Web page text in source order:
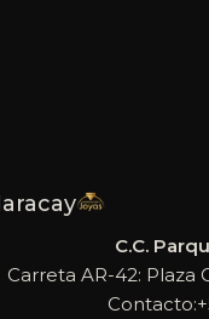
C.C.
Carreta AR-42: Plaza